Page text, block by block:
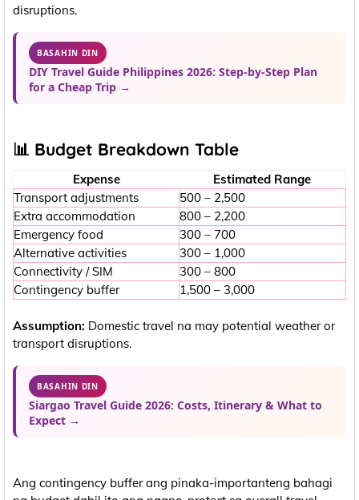
disruptions.
BASAHIN DIN
DIY Travel Guide Philippines 2026: Step-by-Step Plan
for a Cheap Trip →
📊 Budget Breakdown Table
Expense
Estimated Range
Transport adjustments
500 – 2,500
Extra accommodation
800 – 2,200
Emergency food
300 – 700
Alternative activities
300 – 1,000
Connectivity / SIM
300 – 800
Contingency buffer
1,500 – 3,000
Assumption: Domestic travel na may potential weather or
transport disruptions.
BASAHIN DIN
Siargao Travel Guide 2026: Costs, Itinerary & What to
Expect →
Ang contingency buffer ang pinaka-importanteng bahagi